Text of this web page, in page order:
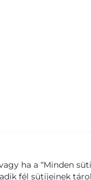
ha a “Minden
fél sütijeinek